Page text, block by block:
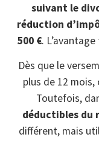
suivant le
réduction
500 €.
Dès que le
plus de 12
Toutefois,
déductibles du
différent, mais